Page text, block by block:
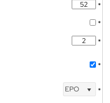
*
*
*
*
EPO *